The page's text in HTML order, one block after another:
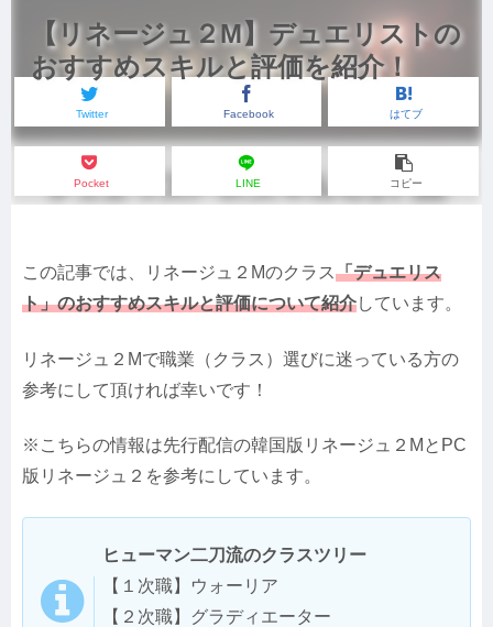
【リネージュ２M】デュエリストの
おすすめスキルと評価を紹介！
Twitter Facebook はてブ
Pocket LINE コピー
この記事では、リネージュ２Mのクラス「デュエリス
ト」のおすすめスキルと評価について紹介しています。
リネージュ２Mで職業（クラス）選びに迷っている方の
参考にして頂ければ幸いです！
※こちらの情報は先行配信の韓国版リネージュ２MとPC
版リネージュ２を参考にしています。
ヒューマン二刀流のクラスツリー
【１次職】ウォーリア
【２次職】グラディエーター